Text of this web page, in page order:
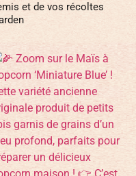
et de vos récoltes